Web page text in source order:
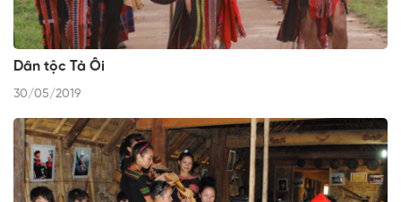
Dân tộc Tà Ôi
30/05/2019